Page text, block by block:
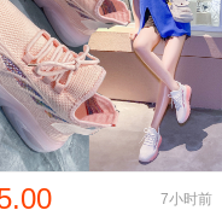
款 加入铺货单 收藏
7小时前